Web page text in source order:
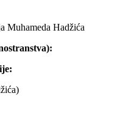
Muhameda Hadžića